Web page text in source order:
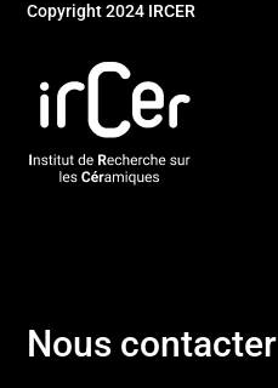
Copyright 2024 IRCER
Nous contacter